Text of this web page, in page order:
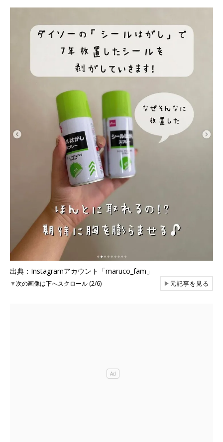
出典：Instagramアカウント「maruco_fam」
▼次の画像は下へスクロール (2/6) ▶元記事を見る